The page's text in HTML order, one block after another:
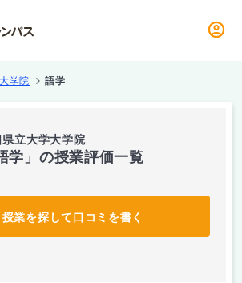
学院 語学
県立大学大学院
学」の授業評価一覧
授業を探して口コミを書く